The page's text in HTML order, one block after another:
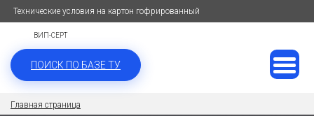
Технические условия на картон гофрированный
ВИП-СЕРТ
ПОИСК ПО БАЗЕ ТУ
Главная страница